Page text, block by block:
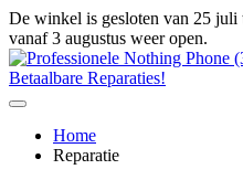
Ga
naar
de
inhoud
De winkel is gesloten van 25 juli
vanaf 3 augustus weer open.
Home
Reparatie